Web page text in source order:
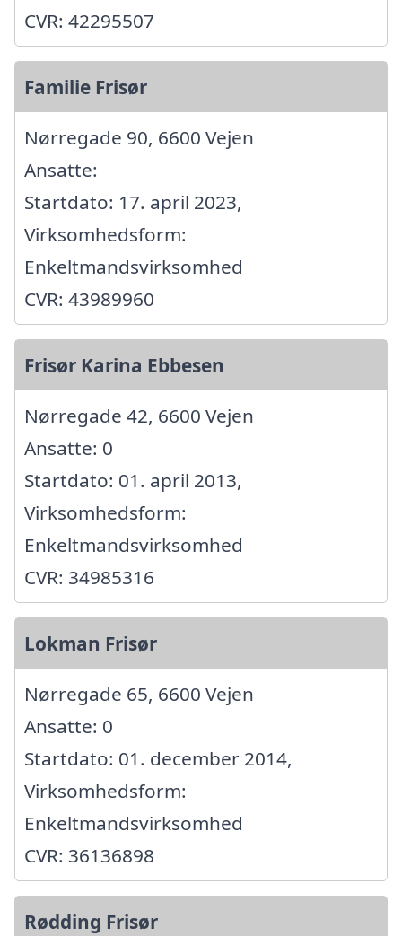
CVR: 42295507
Familie Frisør
Nørregade 90, 6600 Vejen
Ansatte:
Startdato: 17. april 2023,
Virksomhedsform:
Enkeltmandsvirksomhed
CVR: 43989960
Frisør Karina Ebbesen
Nørregade 42, 6600 Vejen
Ansatte: 0
Startdato: 01. april 2013,
Virksomhedsform:
Enkeltmandsvirksomhed
CVR: 34985316
Lokman Frisør
Nørregade 65, 6600 Vejen
Ansatte: 0
Startdato: 01. december 2014,
Virksomhedsform:
Enkeltmandsvirksomhed
CVR: 36136898
Rødding Frisør